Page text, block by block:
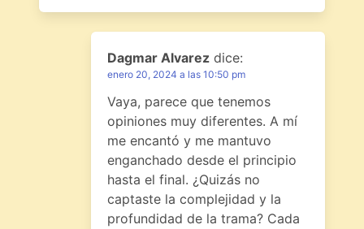
Dagmar Alvarez dice:
enero 20, 2024 a las 10:50 pm
Vaya, parece que tenemos
opiniones muy diferentes. A mí
me encantó y me mantuvo
enganchado desde el principio
hasta el final. ¿Quizás no
captaste la complejidad y la
profundidad de la trama? Cada